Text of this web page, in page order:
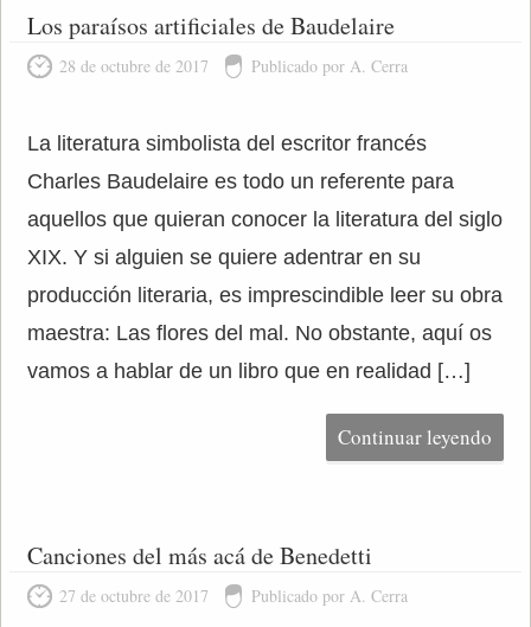
Los paraísos artificiales de Baudelaire
28 de octubre de 2017 Publicado por A. Cerra
La literatura simbolista del escritor francés
Charles Baudelaire es todo un referente para
aquellos que quieran conocer la literatura del siglo
XIX. Y si alguien se quiere adentrar en su
producción literaria, es imprescindible leer su obra
maestra: Las flores del mal. No obstante, aquí os
vamos a hablar de un libro que en realidad […]
Continuar leyendo
Canciones del más acá de Benedetti
27 de octubre de 2017 Publicado por A. Cerra